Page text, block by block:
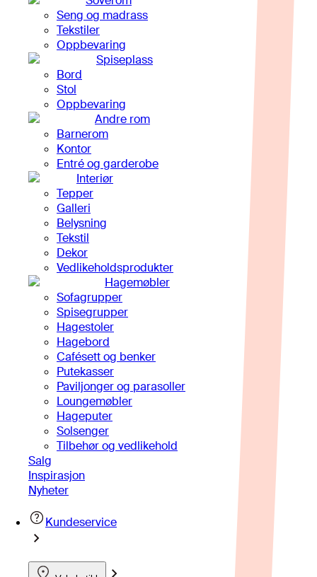
Seng og madrass
Tekstiler
Oppbevaring
Spiseplass
Bord
Stol
Oppbevaring
Andre rom
Barnerom
Kontor
Entré og garderobe
Interiør
Tepper
Galleri
Belysning
Tekstil
Dekor
Vedlikeholdsprodukter
Hagemøbler
Sofagrupper
Spisegrupper
Hagestoler
Hagebord
Cafésett og benker
Putekasser
Paviljonger og parasoller
Loungemøbler
Hageputer
Solsenger
Tilbehør og vedlikehold
Salg
Inspirasjon
Nyheter
Kundeservice